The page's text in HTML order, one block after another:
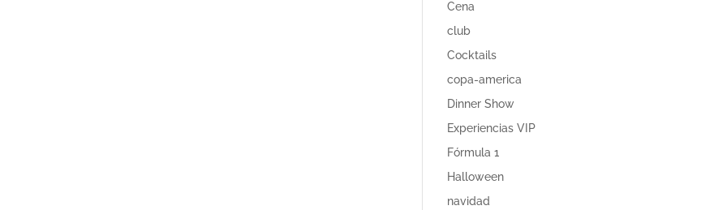
Cena
club
Cocktails
copa-america
Dinner Show
Experiencias VIP
Fórmula 1
Halloween
navidad